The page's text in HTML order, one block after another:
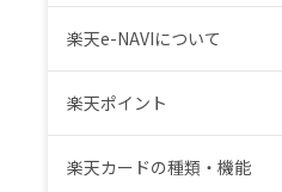
楽天e-NAVIについて
楽天ポイント
楽天カードの種類・機能